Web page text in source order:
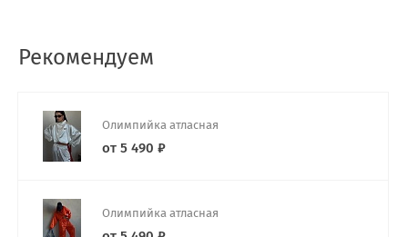
Рекомендуем
Олимпийка атласная
от 5 490 ₽
Олимпийка атласная